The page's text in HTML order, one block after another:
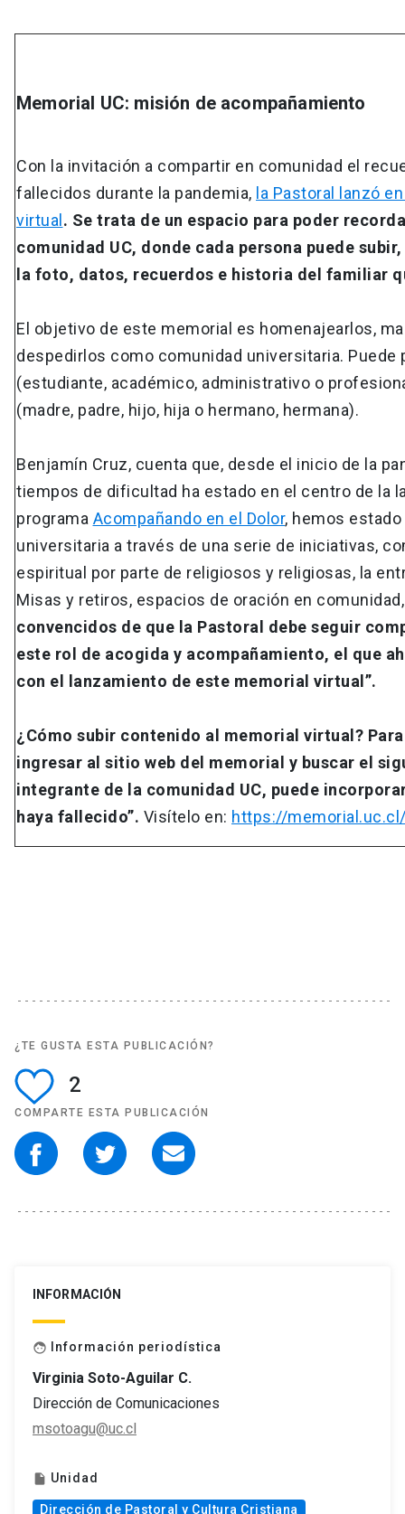
Memorial UC: misión de acompañamiento
Con la invitación a compartir en comunidad el
fallecidos durante la pandemia, la Pastoral lanzó
virtual . Se trata de un espacio para poder
comunidad UC, donde cada persona puede
la foto, datos, recuerdos e historia del familiar
El objetivo de este memorial es homenajearlos,
despedirlos como comunidad universitaria. Puede
(estudiante, académico, administrativo o
(madre, padre, hijo, hija o hermano, hermana).
Benjamín Cruz, cuenta que, desde el inicio de la
tiempos de dificultad ha estado en el centro de la
programa Acompañando en el Dolor, hemos
universitaria a través de una serie de iniciativas,
espiritual por parte de religiosos y religiosas, la
Misas y retiros, espacios de oración en
convencidos de que la Pastoral debe seguir
este rol de acogida y acompañamiento, el que
con el lanzamiento de este memorial virtual”.
¿Cómo subir contenido al memorial virtual?
ingresar al sitio web del memorial y buscar el
integrante de la comunidad UC, puede
haya fallecido”. Visítelo en: https://
¿TE GUSTA ESTA PUBLICACIÓN?
2
COMPARTE ESTA PUBLICACIÓN
INFORMACIÓN
face Información periodística
Virginia Soto-Aguilar C.
Dirección de Comunicaciones
msotoagu@uc.cl
insert_drive_file Unidad
Dirección de Pastoral y Cultura Cristiana